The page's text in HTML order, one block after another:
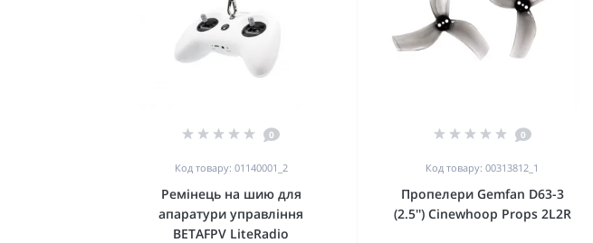
0
Код товару: 01140001_2
Ремінець на шию для
апаратури управління
BETAFPV LiteRadio
0
Код товару: 00313812_1
Пропелери Gemfan D63-3
(2.5'') Cinewhoop Props 2L2R